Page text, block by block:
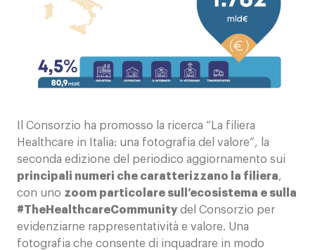
Contatti
Il Consorzio ha promosso la ricerca “La filiera
Healthcare in Italia: una fotografia del valore”, la
seconda edizione del periodico aggiornamento sui
principali numeri che caratterizzano la filiera,
con uno zoom particolare sull’ecosistema e sulla
#TheHealthcareCommunity del Consorzio per
evidenziarne rappresentatività e valore. Una
fotografia che consente di inquadrare in modo